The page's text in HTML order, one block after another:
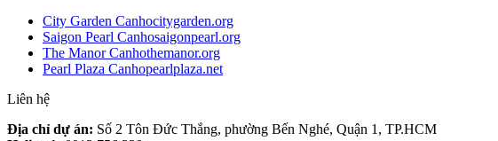
City Garden Canhocitygarden.org
Saigon Pearl Canhosaigonpearl.org
The Manor Canhothemanor.org
Pearl Plaza Canhopearlplaza.net
Liên hệ
Địa chỉ dự án: Số 2 Tôn Đức Thắng, phường Bến Nghé, Quận 1, TP.HCM